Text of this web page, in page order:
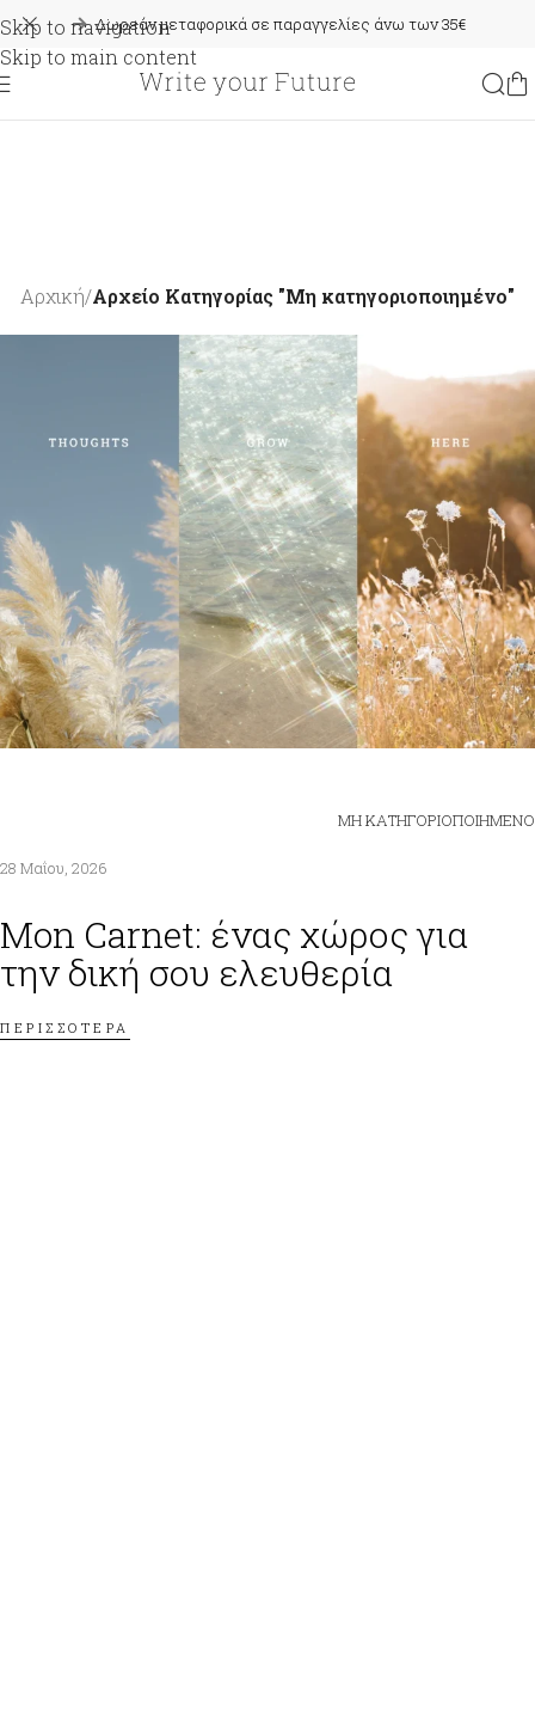
Skip to navigation
Skip to main content
Δωρεάν μεταφορικά σε παραγγελίες άνω των 35€
Αρχική/Αρχείο Κατηγορίας "Μη κατηγοριοποιημένο"
ΜΗ ΚΑΤΗΓΟΡΙΟΠΟΙΗΜΈΝΟ
28 Μαΐου, 2026
Mon Carnet: ένας χώρος για
την δική σου ελευθερία
ΠΕΡΙΣΣΟΤΕΡΑ